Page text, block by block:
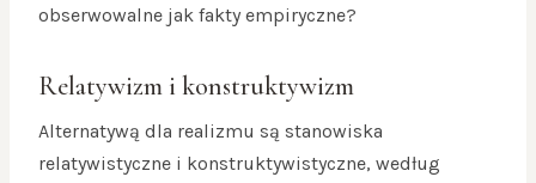
obserwowalne jak fakty empiryczne?
Relatywizm i konstruktywizm
Alternatywą dla realizmu są stanowiska
relatywistyczne i konstruktywistyczne, według